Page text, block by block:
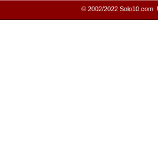
© 2002/2022 Solo10.com